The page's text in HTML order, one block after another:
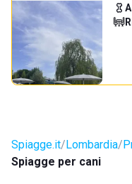
Spiagge.it Lombardia
Spiagge per cani